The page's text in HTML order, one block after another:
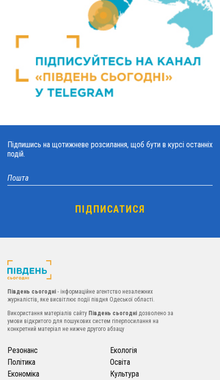
Підпишись на щотижневе розсилання, щоб бути в курсі останніх
подій.
Південь сьогодні - інформаційне агентство незалежних
журналістів, яке висвітлює події півдня Одеської області.
Використання матеріалів сайту Південь сьогодні дозволено за
умови відкритого для пошукових систем гіперпосилання на
конкретний матеріал не нижче другого абзацу
Резонанс
Політика
Економіка
Екологія
Освіта
Культура